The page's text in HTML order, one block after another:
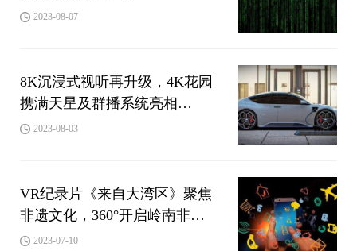
2023-08-07
8K沉浸式视听再升级，4K花园
携满天星及群播系统亮相
CIAC2023
2023-08-03
VR纪录片《来自大湾区》聚焦
非遗文化，360°开启岭南非遗
时光之旅
2023-07-10